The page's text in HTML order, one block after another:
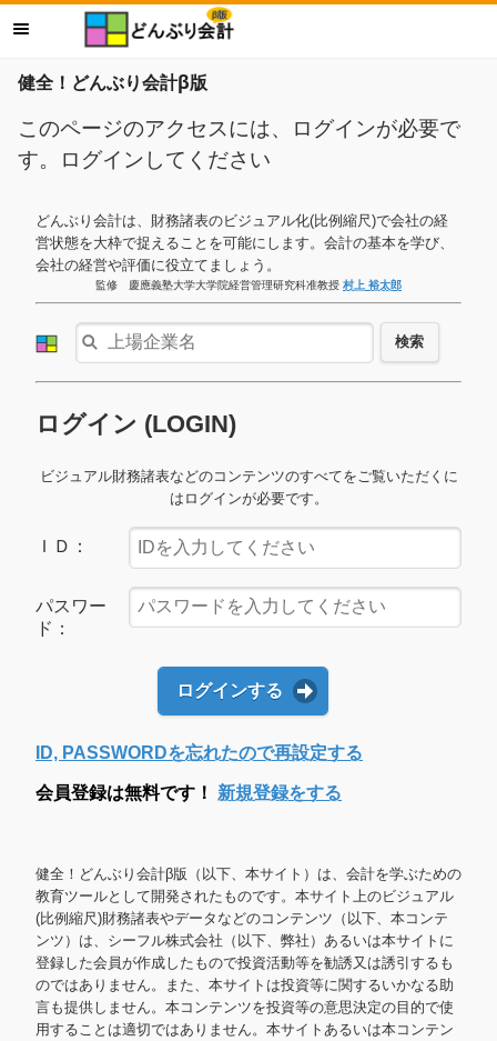
健全！どんぶり会計β版
このページのアクセスには、ログインが必要で
す。ログインしてください
どんぶり会計は、財務諸表のビジュアル化(比例縮尺)で会社の経
営状態を大枠で捉えることを可能にします。会計の基本を学び、
会社の経営や評価に役立てましょう。
監修 慶應義塾大学大学院経営管理研究科准教授 村上 裕太郎
検索
ログイン (LOGIN)
ビジュアル財務諸表などのコンテンツのすべてをご覧いただくに
はログインが必要です。
ＩＤ：
パスワー
ド：
ログインする
ID, PASSWORDを忘れたので再設定する
会員登録は無料です！ 新規登録をする
健全！どんぶり会計β版（以下、本サイト）は、会計を学ぶための
教育ツールとして開発されたものです。本サイト上のビジュアル
(比例縮尺)財務諸表やデータなどのコンテンツ（以下、本コンテ
ンツ）は、シーフル株式会社（以下、弊社）あるいは本サイトに
登録した会員が作成したもので投資活動等を勧誘又は誘引するも
のではありません。また、本サイトは投資等に関するいかなる助
言も提供しません。本コンテンツを投資等の意思決定の目的で使
用することは適切ではありません。本サイトあるいは本コンテン